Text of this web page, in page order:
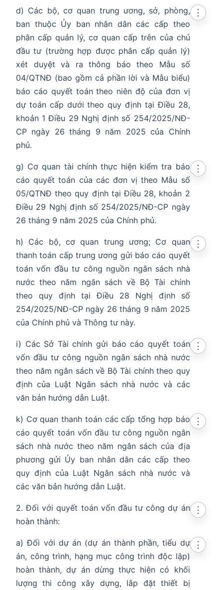
d) Các bộ, cơ quan trung ương, sở, phòng,
ban thuộc Ủy ban nhân dân các cấp theo
phân cấp quản lý, cơ quan cấp trên của chủ
đầu tư (trường hợp được phân cấp quản lý)
xét duyệt và ra thông báo theo Mẫu số
04/QTNĐ (bao gồm cả phần lời và Mẫu biểu)
báo cáo quyết toán theo niên độ của đơn vị
dự toán cấp dưới theo quy định tại Điều 28,
khoản 1 Điều 29 Nghị định số 254/2025/NĐ-
CP ngày 26 tháng 9 năm 2025 của Chính
phủ.
⋮
g) Cơ quan tài chính thực hiện kiểm tra báo
cáo quyết toán của các đơn vị theo Mẫu số
05/QTNĐ theo quy định tại Điều 28, khoản 2
Điều 29 Nghị định số 254/2025/NĐ-CP ngày
26 tháng 9 năm 2025 của Chính phủ.
⋮
h) Các bộ, cơ quan trung ương; Cơ quan
thanh toán cấp trung ương gửi báo cáo quyết
toán vốn đầu tư công nguồn ngân sách nhà
nước theo năm ngân sách về Bộ Tài chính
theo quy định tại Điều 28 Nghị định số
254/2025/NĐ-CP ngày 26 tháng 9 năm 2025
của Chính phủ và Thông tư này.
⋮
i) Các Sở Tài chính gửi báo cáo quyết toán
vốn đầu tư công nguồn ngân sách nhà nước
theo năm ngân sách về Bộ Tài chính theo quy
định của Luật Ngân sách nhà nước và các
văn bản hướng dẫn Luật.
⋮
k) Cơ quan thanh toán các cấp tổng hợp báo
cáo quyết toán vốn đầu tư công nguồn ngân
sách nhà nước theo năm ngân sách của địa
phương gửi Ủy ban nhân dân các cấp theo
quy định của Luật Ngân sách nhà nước và
các văn bản hướng dẫn Luật.
⋮
2. Đối với quyết toán vốn đầu tư công dự án
hoàn thành:
⋮
a) Đối với dự án (dự án thành phần, tiểu dự
án, công trình, hạng mục công trình độc lập)
hoàn thành, dự án dừng thực hiện có khối
lượng thi công xây dựng, lắp đặt thiết bị
⋮